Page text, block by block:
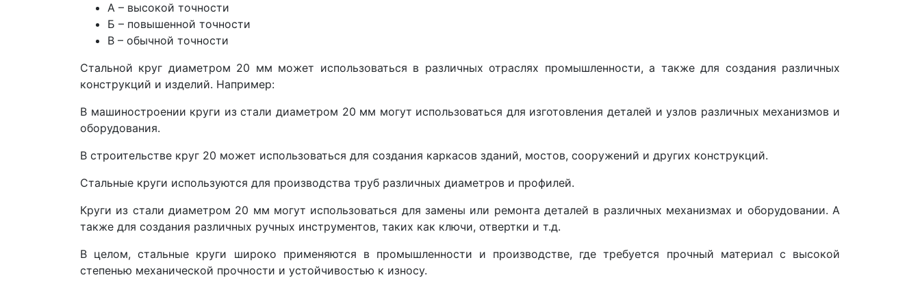
А – высокой точности
Б – повышенной точности
В – обычной точности
Стальной круг диаметром 20 мм может использоваться в различных отраслях промышленности, а также для создания различных
конструкций и изделий. Например:
В машиностроении круги из стали диаметром 20 мм могут использоваться для изготовления деталей и узлов различных механизмов и
оборудования.
В строительстве круг 20 может использоваться для создания каркасов зданий, мостов, сооружений и других конструкций.
Стальные круги используются для производства труб различных диаметров и профилей.
Круги из стали диаметром 20 мм могут использоваться для замены или ремонта деталей в различных механизмах и оборудовании. А
также для создания различных ручных инструментов, таких как ключи, отвертки и т.д.
В целом, стальные круги широко применяются в промышленности и производстве, где требуется прочный материал с высокой
степенью механической прочности и устойчивостью к износу.